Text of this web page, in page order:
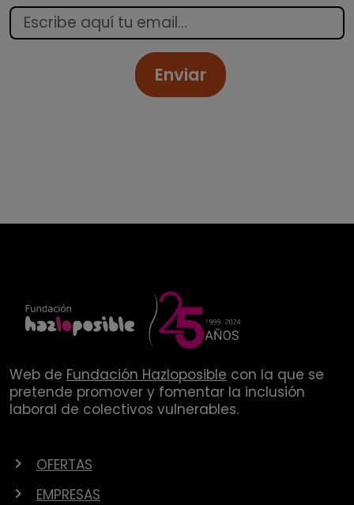
Enviar
Web de Fundación Hazloposible con la que se
pretende promover y fomentar la inclusión
laboral de colectivos vulnerables.
OFERTAS
EMPRESAS